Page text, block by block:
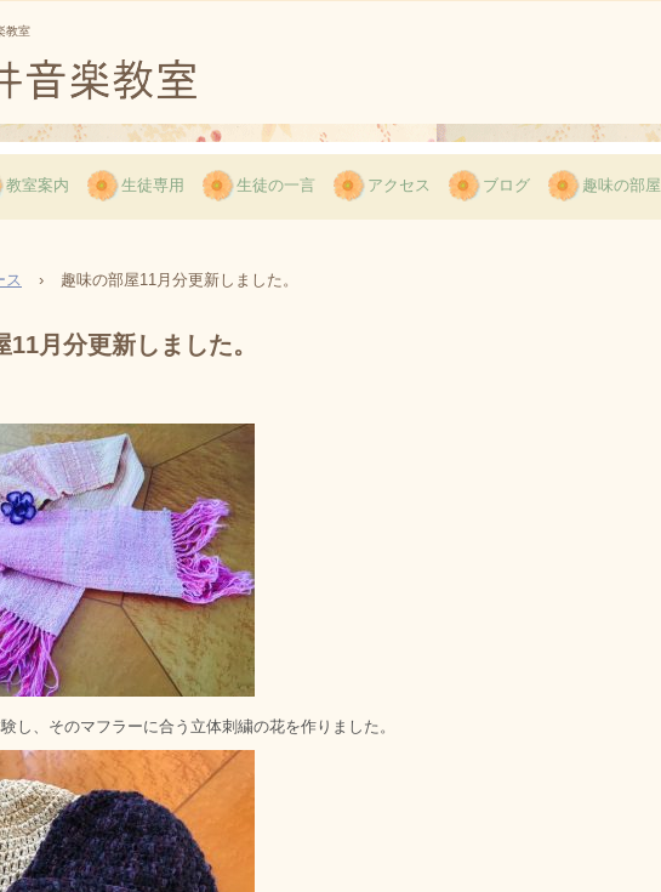
室
教室
教室案内 生徒専用 生徒の一言 アクセス ブログ 趣味の部屋
ス › 趣味の部屋11月分更新しました。
11月分更新しました。
し、そのマフラーに合う立体刺繍の花を作りました。